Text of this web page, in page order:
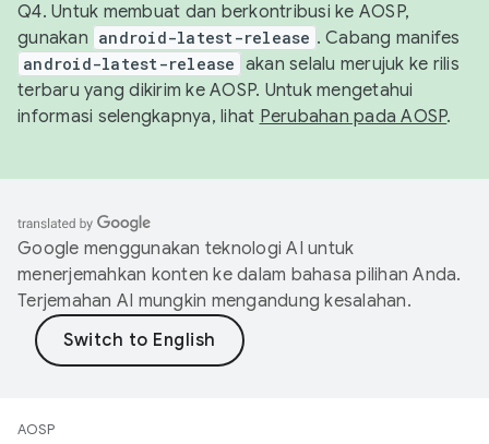
Q4. Untuk membuat dan berkontribusi ke AOSP,
gunakan android-latest-release . Cabang manifes
android-latest-release akan selalu merujuk ke rilis
terbaru yang dikirim ke AOSP. Untuk mengetahui
informasi selengkapnya, lihat Perubahan pada AOSP.
Google menggunakan teknologi AI untuk
menerjemahkan konten ke dalam bahasa pilihan Anda.
Terjemahan AI mungkin mengandung kesalahan.
AOSP